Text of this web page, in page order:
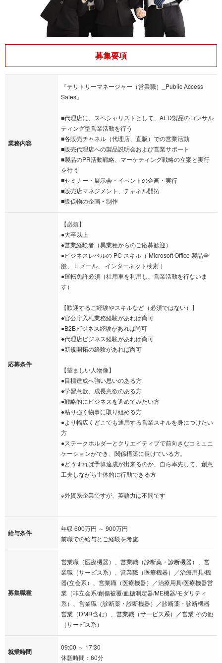
募集要項
業務内容
『テリトリーマネージャー（営業職）_Public Access
Sales』
■代理店に、スペシャリストとして、AED製品のコンサル
ティング型営業活動を行う
■各販売チャネル（代理店、直販）での営業活動
■販売代理店への製品説明会および営業サポート
■製品のPR活動戦略、マーケティング戦略の立案と実行
を行う
■セミナー・展示会・イベントの企画・実行
■販売店マネジメント、チャネル開拓
■販促物の企画・制作
応募条件
【必須】
●大卒以上
●営業経験者（異業種からのご応募歓迎）
●ビジネスレベルの PC スキル（ Microsoft Office 製品全
般、 E メール、 インターネット検索 ）
●運転免許必須（社用車を利用し、営業活動を行ないま
す）
【歓迎するご経験やスキルなど（必須ではない）】
●官公庁入札業務経験があれば尚可
●B2Bビジネス経験があれば尚可
●代理店ビジネス経験があれば尚可
●新規開拓の経験があれば尚可
【望ましい人物像】
●目標達成へ強い思いのある方
●学習意欲、成長意欲のある方
●戦略的にビジネスを進めてみたい方
●粘り強く物事に取り組める方
●より幅広くどこでも通用する営業スキルを身につけたい
方
●ステークホルダーとクリエイティブで前向きなコミュニ
ケーションができ、関係構築に長けている方。
●どうすれば予算達成が出来るのか、自ら率先して、創意
工夫しながら主体的に行動できる方
※外資系企業ですが、英語力は不問です
給与条件
年収 600万円 ～ 900万円
前職での給与とご経験を考慮
募集職種
営業職（医療機器）、営業職（診断薬・診断機器）、営
業職（サービス系）、営業職（医療機器）／治療用具/機
器(立会系）、営業職（医療機器）／治療用具/医療機器営
業（非立会系/創傷被覆/血糖測定器/ME機器/モダリティ
系）、営業職（診断薬・診断機器）／診断薬・診断機器
営業（DMR含む）、営業職（サービス系）／営業 その他
（サービス系）
就業時間
09:00 ～ 17:30
休憩時間：60分